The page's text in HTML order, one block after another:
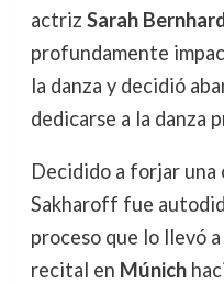
actriz Sarah
profundamente
la danza y decidió
dedicarse a la danza
Decidido a forjar una
Sakharoff fue
proceso que lo llevó
recital en Múnich